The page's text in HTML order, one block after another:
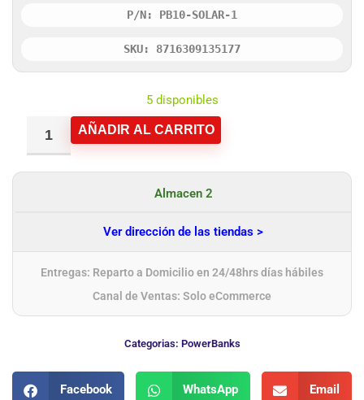
P/N: PB10-SOLAR-1
SKU: 8716309135177
5 disponibles
AÑADIR AL CARRITO
Almacen 2
Ver dirección de las tiendas >
Entregas: Reparto a Domicilio en 24/48hrs días hábiles
Canal de Ventas: Solo eCommerce
Categorias: PowerBanks
Facebook WhatsApp Email